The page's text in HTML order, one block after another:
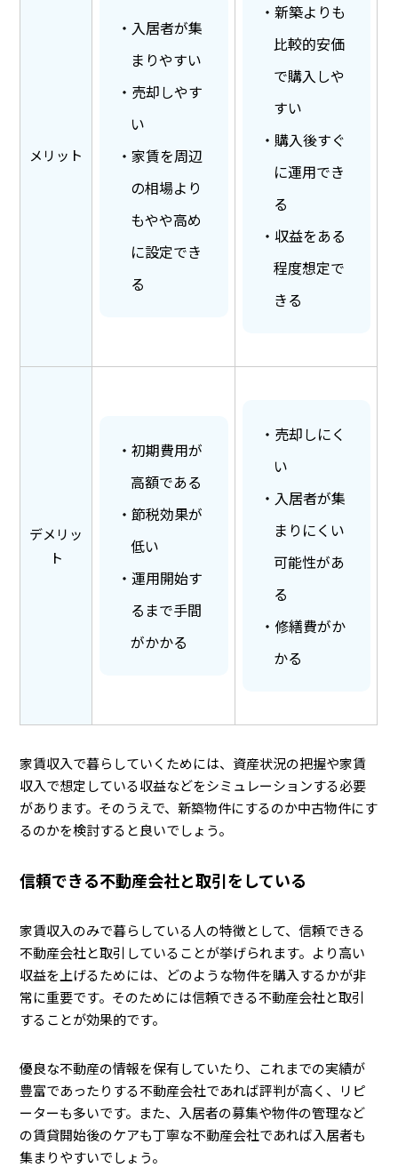
メリット
入居者が集
まりやすい
売却しやす
い
家賃を周辺
の相場より
もやや高め
に設定でき
る
新築よりも
比較的安価
で購入しや
すい
購入後すぐ
に運用でき
る
収益をある
程度想定で
きる
デメリッ
ト
初期費用が
高額である
節税効果が
低い
運用開始す
るまで手間
がかかる
売却しにく
い
入居者が集
まりにくい
可能性があ
る
修繕費がか
かる
家賃収入で暮らしていくためには、資産状況の把握や家賃
収入で想定している収益などをシミュレーションする必要
があります。そのうえで、新築物件にするのか中古物件にす
るのかを検討すると良いでしょう。
信頼できる不動産会社と取引をしている
家賃収入のみで暮らしている人の特徴として、信頼できる
不動産会社と取引していることが挙げられます。より高い
収益を上げるためには、どのような物件を購入するかが非
常に重要です。そのためには信頼できる不動産会社と取引
することが効果的です。
優良な不動産の情報を保有していたり、これまでの実績が
豊富であったりする不動産会社であれば評判が高く、リピ
ーターも多いです。また、入居者の募集や物件の管理など
の賃貸開始後のケアも丁寧な不動産会社であれば入居者も
集まりやすいでしょう。